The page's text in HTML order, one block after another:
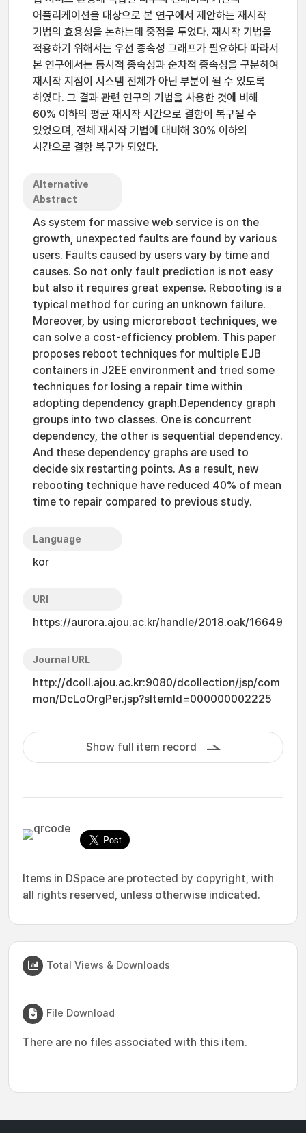
어플리케이션을 대상으로 본 연구에서 제안하는 재시작
기법의 효용성을 논하는데 중점을 두었다. 재시작 기법을
적용하기 위해서는 우선 종속성 그래프가 필요하다 따라서
본 연구에서는 동시적 종속성과 순차적 종속성을 구분하여
재시작 지점이 시스템 전체가 아닌 부분이 될 수 있도록
하였다. 그 결과 관련 연구의 기법을 사용한 것에 비해
60% 이하의 평균 재시작 시간으로 결함이 복구될 수
있었으며, 전체 재시작 기법에 대비해 30% 이하의
시간으로 결함 복구가 되었다.
Alternative
Abstract
As system for massive web service is on the
growth, unexpected faults are found by various
users. Faults caused by users vary by time and
causes. So not only fault prediction is not easy
but also it requires great expense. Rebooting is a
typical method for curing an unknown failure.
Moreover, by using microreboot techniques, we
can solve a cost-efficiency problem. This paper
proposes reboot techniques for multiple EJB
containers in J2EE environment and tried some
techniques for losing a repair time within
adopting dependency graph.Dependency graph
groups into two classes. One is concurrent
dependency, the other is sequential dependency.
And these dependency graphs are used to
decide six restarting points. As a result, new
rebooting technique have reduced 40% of mean
time to repair compared to previous study.
Language
kor
URI
https://aurora.ajou.ac.kr/handle/2018.oak/16649
Journal URL
http://dcoll.ajou.ac.kr:9080/dcollection/jsp/com
mon/DcLoOrgPer.jsp?sItemId=000000002225
Show full item record
Items in DSpace are protected by copyright, with
all rights reserved, unless otherwise indicated.
Total Views & Downloads
File Download
There are no files associated with this item.